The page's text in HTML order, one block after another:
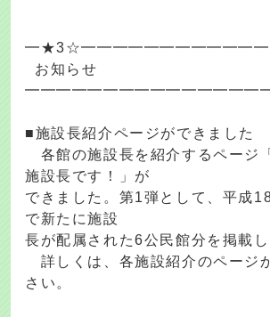
お知らせ
■施設長紹介ページができました
各館の施設長を紹介するページ
施設長です！」が
できました。第1弾として、平成
で新たに施設
長が配属された6公民館分を掲載し
詳しくは、各施設紹介のページ
さい。